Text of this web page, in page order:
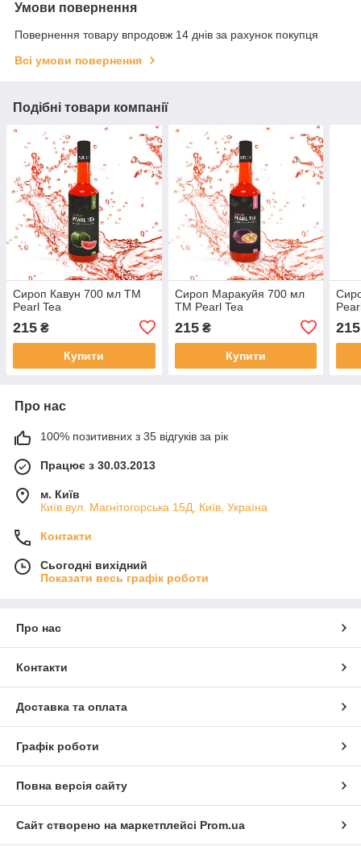
Умови повернення
Повернення товару впродовж 14 днів за рахунок покупця
Всі умови повернення
Подібні товари компанії
Сироп Кавун 700 мл ТМ
Pearl Tea
215 ₴
Купити
Сироп Маракуйя 700 мл
ТМ Pearl Tea
215₴
Купити
215
Про нас
100% позитивних з 35 відгуків за рік
Працює з 30.03.2013
м. Київ
Київ вул. Магнiтогорська 15Д, Київ, Україна
Контакти
Сьогодні вихідний
Показати весь графік роботи
Про нас
Контакти
Доставка та оплата
Графік роботи
Повна версія сайту
Сайт створено на маркетплейсі Prom.ua